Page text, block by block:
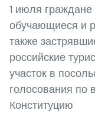
1 июля
обучающиеся и
также
российские
участок в
голосования по
Конституцию